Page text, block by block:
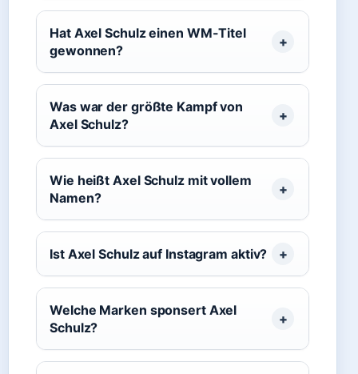
Hat Axel Schulz einen WM-Titel
gewonnen?
Was war der größte Kampf von
Axel Schulz?
Wie heißt Axel Schulz mit vollem
Namen?
Ist Axel Schulz auf Instagram aktiv?
Welche Marken sponsert Axel
Schulz?